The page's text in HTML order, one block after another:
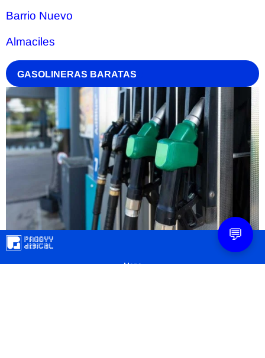
Barrio Nuevo
Almaciles
GASOLINERAS BARATAS
Mapa
💬